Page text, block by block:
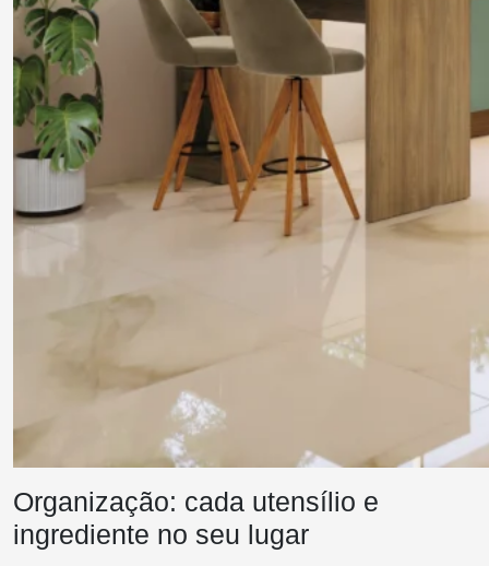
Organização: cada utensílio e
ingrediente no seu lugar